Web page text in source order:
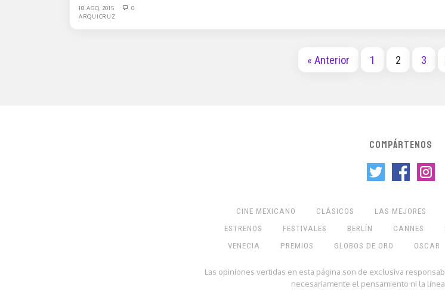
18 AGO, 2015
0
ARQUICRUZ
« Anterior 1 2 3
COMPÁRTENOS
CINE MEXICANO CLÁSICOS LAS MEJORES
ESTRENOS
FESTIVALES BERLÍN CANNES
VENECIA
PREMIOS GLOBOS DE ORO OSCAR
Las opiniones vertidas en esta página son de exclusiva
necesariamente el pensamiento ni la